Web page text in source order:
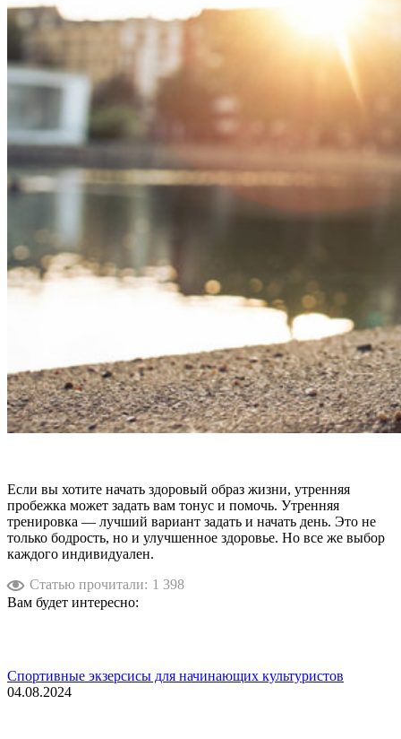
Если вы хотите начать здоровый образ жизни, утренняя
пробежка может задать вам тонус и помочь. Утренняя
тренировка — лучший вариант задать и начать день. Это не
только бодрость, но и улучшенное здоровье. Но все же выбор
каждого индивидуален.
Статью прочитали: 1 398
Вам будет интересно:
Спортивные экзерсисы для начинающих культуристов
04.08.2024